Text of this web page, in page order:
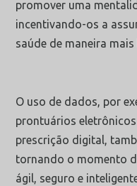
promover uma
incentivando-os a
saúde de maneira
O uso de dados, por
prontuários
prescrição digital,
tornando o momento
ágil, seguro e